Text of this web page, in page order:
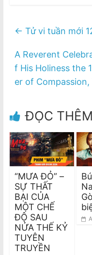
← Tử vi tuần mới
A Reverent
f His Holiness the
er of
ĐỌC THÊM
“MƯA ĐỎ” –
SỰ THẤT
BẠI CỦA
MỘT CHẾ
ĐỘ SAU
NỬA THẾ KỶ
TUYÊN
TRUYỀN